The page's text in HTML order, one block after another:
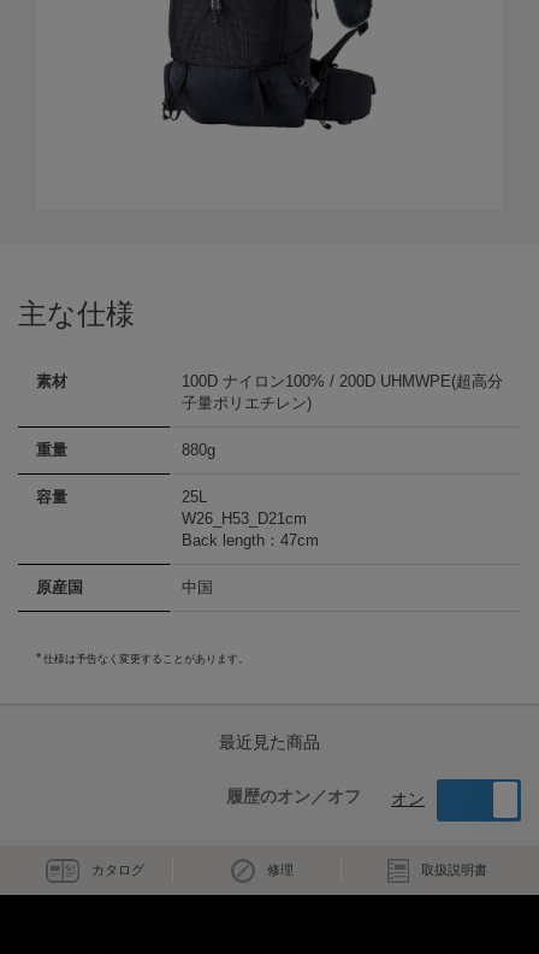
主な仕様
素材
100D ナイロン100% / 200D UHMWPE(超高分
子量ポリエチレン)
重量 880g
容量
25L
W26_H53_D21cm
Back length：47cm
原産国 中国
仕様は予告なく変更することがあります。
最近見た商品
履歴のオン／オフ オン
カタログ 修理 取扱説明書